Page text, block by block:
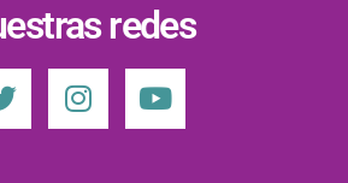
redes